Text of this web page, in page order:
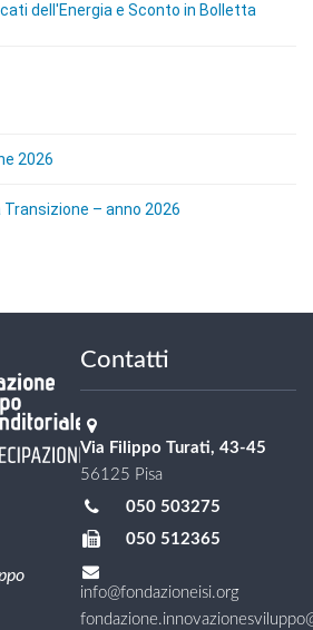
dell'Energia e Sconto in Bolletta
2026
Transizione – anno 2026
Contatti
Via Filippo Turati, 43-45
56125 Pisa
050 503275
050 512365
info@fondazioneisi.org